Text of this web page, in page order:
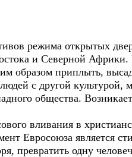
режима открытых
и Северной
образом приплыть,
с другой культурой,
общества.
вливания в
Евросоюза является
превратить одну